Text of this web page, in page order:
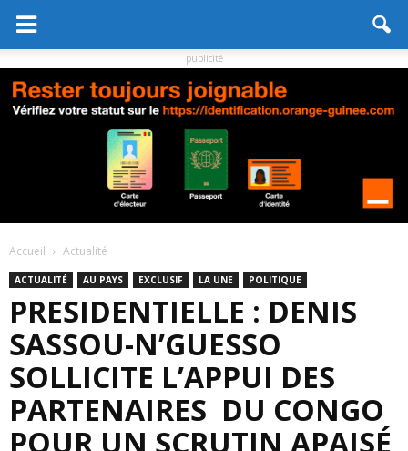
publicité
Accueil Actualité
ACTUALITÉ AU PAYS EXCLUSIF LA UNE POLITIQUE
PRESIDENTIELLE : DENIS
SASSOU-N’GUESSO
SOLLICITE L’APPUI DES
PARTENAIRES DU CONGO
POUR UN SCRUTIN APAISÉ